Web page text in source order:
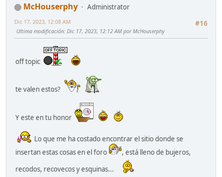
McHouserphy
Administrator
#16
Dic 17, 2023, 12:08 AM
Ultima modificación: Dic 17, 2023, 12:12 AM por McHouserphy
off topic
te valen estos?
Y este en tu honor
Lo que me ha costado encontrar el sitio donde se
insertan estas cosas en el foro
, está lleno de bujeros,
recodos, recovecos y esquinas...